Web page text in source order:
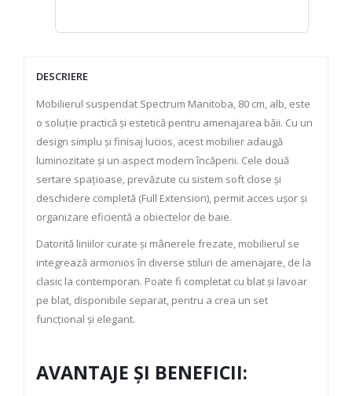
DESCRIERE
Mobilierul suspendat Spectrum Manitoba, 80 cm, alb, este
o soluție practică și estetică pentru amenajarea băii. Cu un
design simplu și finisaj lucios, acest mobilier adaugă
luminozitate și un aspect modern încăperii. Cele două
sertare spațioase, prevăzute cu sistem soft close și
deschidere completă (Full Extension), permit acces ușor și
organizare eficientă a obiectelor de baie.
Datorită liniilor curate și mânerele frezate, mobilierul se
integrează armonios în diverse stiluri de amenajare, de la
clasic la contemporan. Poate fi completat cu blat și lavoar
pe blat, disponibile separat, pentru a crea un set
funcțional și elegant.
AVANTAJE ȘI BENEFICII: